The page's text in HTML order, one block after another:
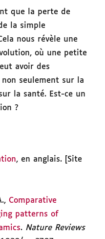
que la perte de
la simple
nous révèle une
où une petite
avoir des
non seulement sur la
la santé. Est-ce un
?
, en anglais. [Site
Comparative
patterns of
. Nature Reviews